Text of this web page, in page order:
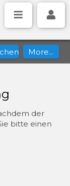
der
bitte einen